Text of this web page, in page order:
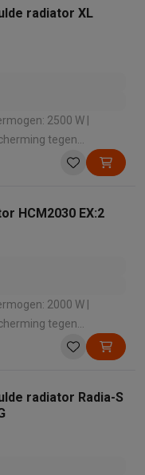
radiator XL
tegen
voor ruimtes van:
HCM2030 EX:2
tegen
voor ruimtes van:
radiator Radia-S